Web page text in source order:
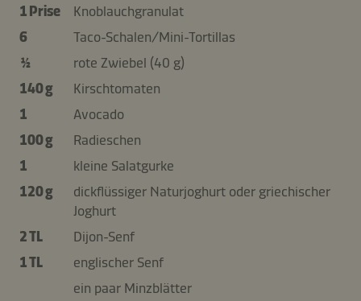
1 Prise
Knoblauchgranulat
6
Taco-Schalen/Mini-Tortillas
½
rote Zwiebel (40 g)
140 g
Kirschtomaten
1
Avocado
100 g
Radieschen
1
kleine Salatgurke
120 g
dickflüssiger Naturjoghurt oder griechischer
Joghurt
2 TL
Dijon-Senf
1 TL
englischer Senf
ein paar Minzblätter